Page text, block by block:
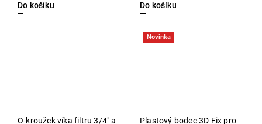
Do košíku Do košíku
O-kroužek víka filtru 3/4" a
Novinka
Plastový bodec 3D Fix pro